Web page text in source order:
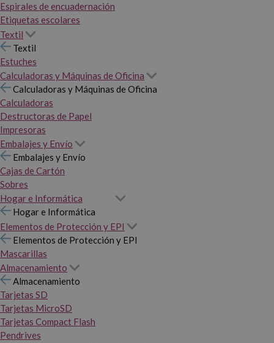
Espirales de encuadernación
Etiquetas escolares
Textil
Textil
Estuches
Calculadoras y Máquinas de Oficina
Calculadoras y Máquinas de Oficina
Calculadoras
Destructoras de Papel
Impresoras
Embalajes y Envío
Embalajes y Envío
Cajas de Cartón
Sobres
Hogar e Informática
Hogar e Informática
Elementos de Protección y EPI
Elementos de Protección y EPI
Mascarillas
Almacenamiento
Almacenamiento
Tarjetas SD
Tarjetas MicroSD
Tarjetas Compact Flash
Pendrives